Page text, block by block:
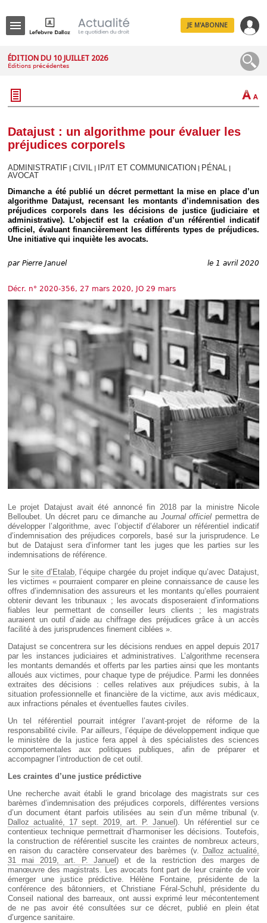
JE M'ABONNE
ÉDITION DU 10 JUILLET 2026
Éditions précédentes
Datajust : un algorithme pour évaluer les
préjudices corporels
ADMINISTRATIF CIVIL IP/IT ET COMMUNICATION PÉNAL
AVOCAT
Dimanche a été publié un décret permettant la mise en place d’un
algorithme Datajust, recensant les montants d’indemnisation des
préjudices corporels dans les décisions de justice (judiciaire et
administrative). L’objectif est la création d’un référentiel indicatif
officiel, évaluant financièrement les différents types de préjudices.
Une initiative qui inquiète les avocats.
par Pierre Januel le 1 avril 2020
Décr. n° 2020-356, 27 mars 2020, JO 29 mars
Le projet Datajust avait été annoncé fin 2018 par la ministre Nicole
Belloubet. Un décret paru ce dimanche au Journal officiel permettra de
développer l’algorithme, avec l’objectif d’élaborer un référentiel indicatif
d’indemnisation des préjudices corporels, basé sur la jurisprudence. Le
but de Datajust sera d’informer tant les juges que les parties sur les
indemnisations de référence.
Sur lesite d’Etalab, l’équipe chargée du projet indique qu’avec Datajust,
les victimes « pourraient comparer en pleine connaissance de cause les
offres d’indemnisation des assureurs et les montants qu’elles pourraient
obtenir devant les tribunaux ; les avocats disposeraient d’informations
fiables leur permettant de conseiller leurs clients ; les magistrats
auraient un outil d’aide au chiffrage des préjudices grâce à un accès
facilité à des jurisprudences finement ciblées ».
Datajust se concentrera sur les décisions rendues en appel depuis 2017
par les instances judiciaires et administratives. L’algorithme recensera
les montants demandés et offerts par les parties ainsi que les montants
alloués aux victimes, pour chaque type de préjudice. Parmi les données
extraites des décisions : celles relatives aux préjudices subis, à la
situation professionnelle et financière de la victime, aux avis médicaux,
aux infractions pénales et éventuelles fautes civiles.
Un tel référentiel pourrait intégrer l’avant-projet de réforme de la
responsabilité civile. Par ailleurs, l’équipe de développement indique que
le ministère de la justice fera appel à des spécialistes des sciences
comportementales aux politiques publiques, afin de préparer et
accompagner l’introduction de cet outil.
Les craintes d’une justice prédictive
Une recherche avait établi le grand bricolage des magistrats sur ces
barèmes d’indemnisation des préjudices corporels, différentes versions
d’un document étant parfois utilisées au sein d’un même tribunal (v.
Dalloz actualité, 17 sept. 2019, art. P. Januel ). Un référentiel sur ce
contentieux technique permettrait d’harmoniser les décisions. Toutefois,
la construction de référentiel suscite les craintes de nombreux acteurs,
en raison du caractère conservateur des barèmes (v. Dalloz actualité,
31 mai 2019, art. P. Januel) et de la restriction des marges de
manœuvre des magistrats. Les avocats font part de leur crainte de voir
émerger une justice prédictive. Hélène Fontaine, présidente de la
conférence des bâtonniers, et Christiane Féral-Schuhl, présidente du
Conseil national des barreaux, ont aussi exprimé leur mécontentement
de ne pas avoir été consultées sur ce décret, publié en plein état
d’urgence sanitaire.